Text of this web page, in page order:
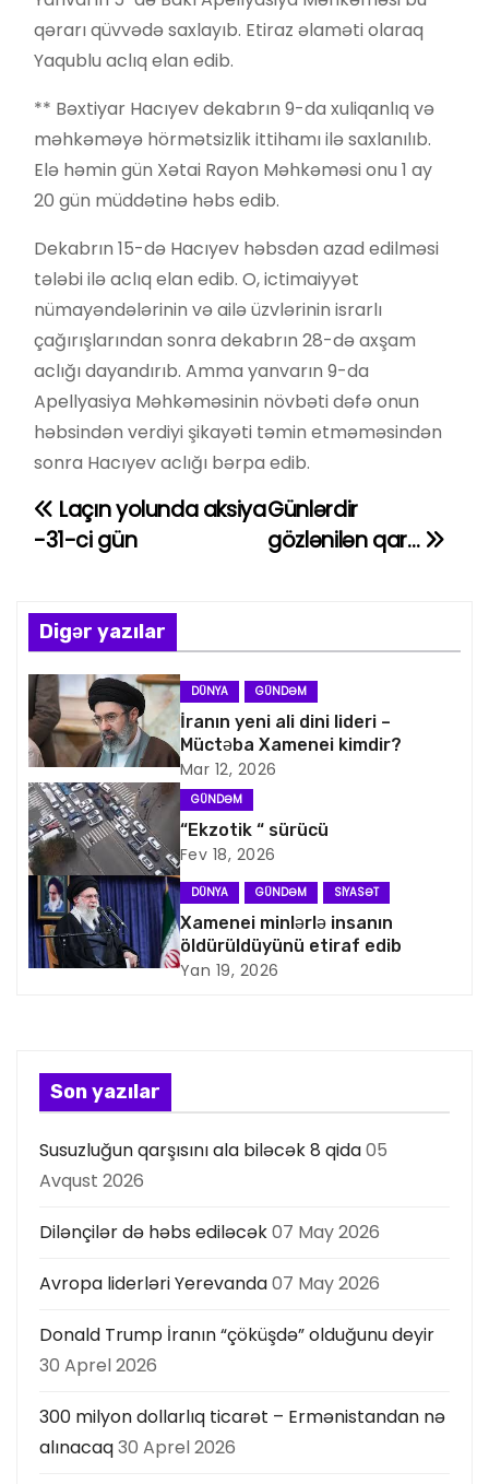
qərarı qüvvədə saxlayıb. Etiraz əlaməti olaraq
Yaqublu aclıq elan edib.
** Bəxtiyar Hacıyev dekabrın 9-da xuliqanlıq və
məhkəməyə hörmətsizlik ittihamı ilə saxlanılıb.
Elə həmin gün Xətai Rayon Məhkəməsi onu 1 ay
20 gün müddətinə həbs edib.
Dekabrın 15-də Hacıyev həbsdən azad edilməsi
tələbi ilə aclıq elan edib. O, ictimaiyyət
nümayəndələrinin və ailə üzvlərinin israrlı
çağırışlarından sonra dekabrın 28-də axşam
aclığı dayandırıb. Amma yanvarın 9-da
Apellyasiya Məhkəməsinin növbəti dəfə onun
həbsindən verdiyi şikayəti təmin etməməsindən
sonra Hacıyev aclığı bərpa edib.
Y
z
ı
n
a
v
i
q
a
s
y
a
s
Günlərdir
gözlənilən qar…
Laçın yolunda aksiya
-31-ci gün
Digər yazılar
DÜNYA GÜNDƏM
İranın yeni ali dini lideri –
Müctəba Xamenei kimdir?
Mar 12, 2026
GÜNDƏM
“Ekzotik “ sürücü
Fev 18, 2026
DÜNYA GÜNDƏM SIYASƏT
Xamenei minlərlə insanın
öldürüldüyünü etiraf edib
Yan 19, 2026
Son yazılar
Susuzluğun qarşısını ala biləcək 8 qida05
Avqust 2026
Dilənçilər də həbs ediləcək07 May 2026
Avropa liderləri Yerevanda07 May 2026
Donald Trump İranın “çöküşdə” olduğunu deyir
30 Aprel 2026
300 milyon dollarlıq ticarət – Ermənistandan nə
alınacaq30 Aprel 2026